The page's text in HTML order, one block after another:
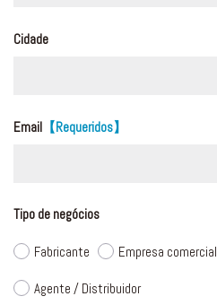
Cidade
Email 【Requeridos】
Tipo de negócios
Fabricante Empresa comercial
Agente / Distribuidor